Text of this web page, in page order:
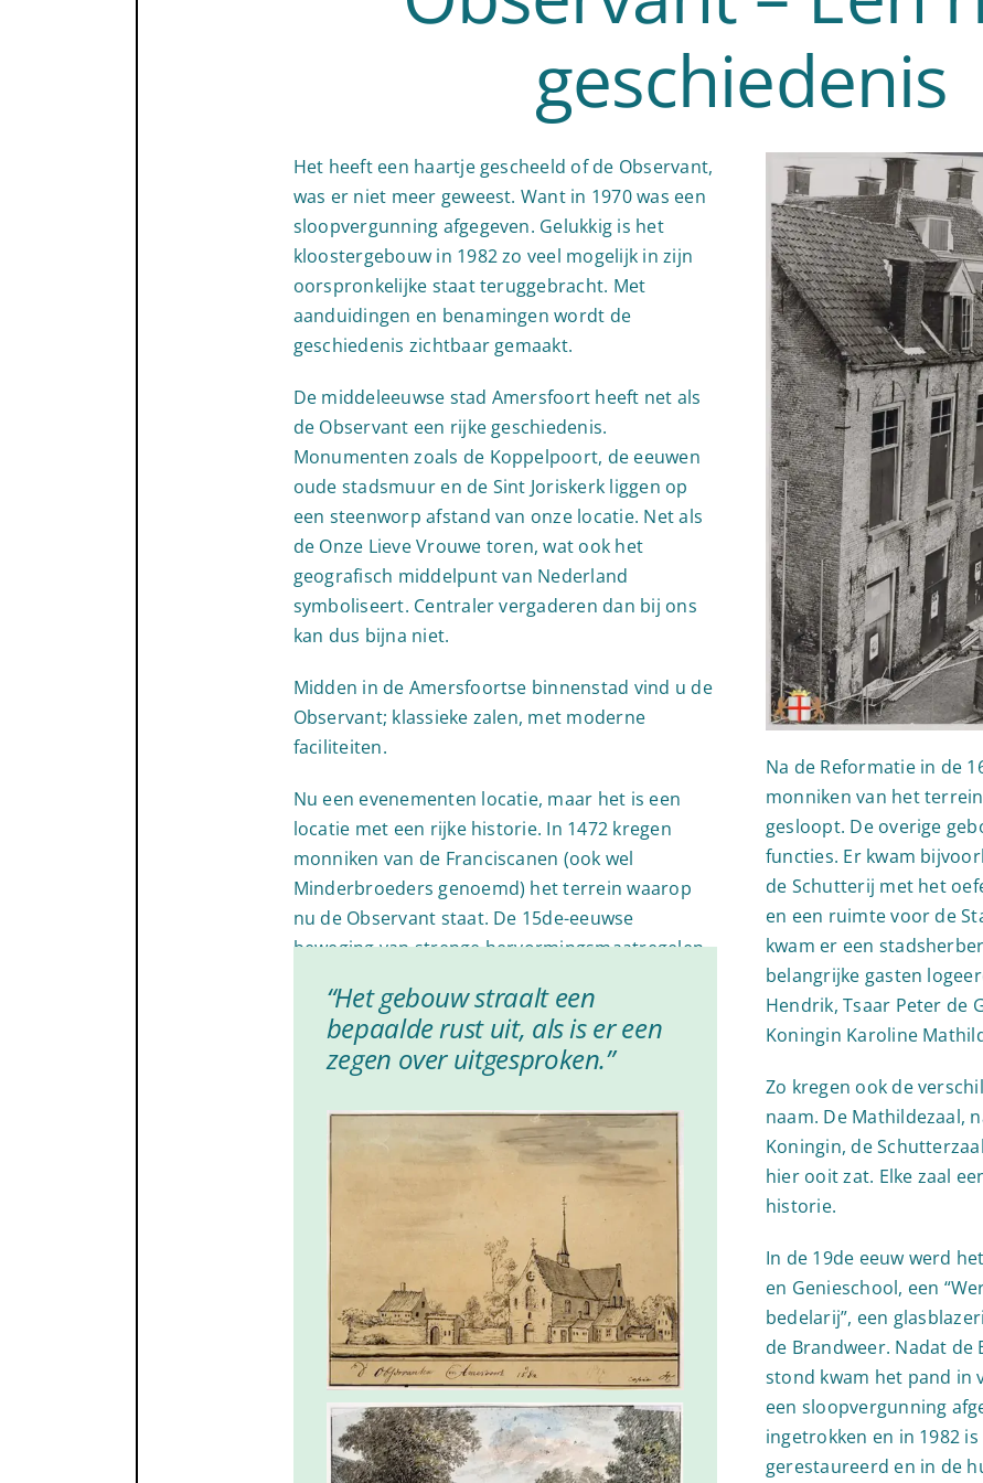
geschiedenis
Het heeft een haartje gescheeld of de Observant,
was er niet meer geweest. Want in 1970 was een
sloopvergunning afgegeven. Gelukkig is het
kloostergebouw in 1982 zo veel mogelijk in zijn
oorspronkelijke staat teruggebracht. Met
aanduidingen en benamingen wordt de
geschiedenis zichtbaar gemaakt.
De middeleeuwse stad Amersfoort heeft net als
de Observant een rijke geschiedenis.
Monumenten zoals de Koppelpoort, de eeuwen
oude stadsmuur en de Sint Joriskerk liggen op
een steenworp afstand van onze locatie. Net als
de Onze Lieve Vrouwe toren, wat ook het
geografisch middelpunt van Nederland
symboliseert. Centraler vergaderen dan bij ons
kan dus bijna niet.
Midden in de Amersfoortse binnenstad vind u de
Observant; klassieke zalen, met moderne
faciliteiten.
Nu een evenementen locatie, maar het is een
locatie met een rijke historie. In 1472 kregen
monniken van de Franciscanen (ook wel
Minderbroeders genoemd) het terrein waarop
nu de Observant staat. De 15de-eeuwse
beweging van strenge hervormingsmaatregelen
werd Observatie genoemd. Volgelingen
Observanten.
Na de Reformatie in de
monniken van het
gesloopt. De overige
functies. Er kwam
de Schutterij met het
en een ruimte voor de
kwam er een
belangrijke gasten
Hendrik, Tsaar Peter de
Koningin Karoline
Zo kregen ook de
naam. De Mathildezaal,
Koningin, de
hier ooit zat. Elke zaal
historie.
In de 19de eeuw werd
en Genieschool, een
bedelarij”, een
de Brandweer. Nadat
stond kwam het pand in
een sloopvergunning
ingetrokken en in 1982
gerestaureerd en in de
“Het gebouw straalt een
bepaalde rust uit, als is er een
zegen over uitgesproken.”